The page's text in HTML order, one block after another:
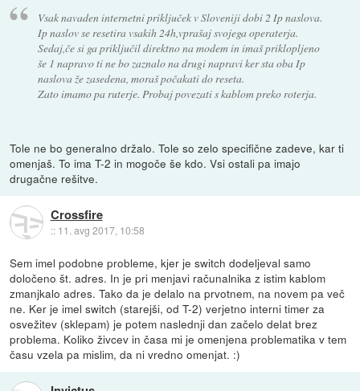
Vsak navaden internetni priključek v Sloveniji dobi 2 Ip naslova.
Ip naslov se resetira vsakih 24h,vprašaj svojega operaterja.
Sedaj,če si ga priključil direktno na modem in imaš priklopljeno
še 1 napravo ti ne bo zaznalo na drugi napravi ker sta oba Ip
naslova že zasedena, moraš počakati do reseta.
Zato imamo pa ruterje. Probaj povezati s kablom preko roterja.
Tole ne bo generalno držalo. Tole so zelo specifične zadeve, kar ti
omenjaš. To ima T-2 in mogoče še kdo. Vsi ostali pa imajo
drugačne rešitve.
Crossfire
:: 11. avg 2017, 10:58
Sem imel podobne probleme, kjer je switch dodeljeval samo
določeno št. adres. In je pri menjavi računalnika z istim kablom
zmanjkalo adres. Tako da je delalo na prvotnem, na novem pa več
ne. Ker je imel switch (starejši, od T-2) verjetno interni timer za
osvežitev (sklepam) je potem naslednji dan začelo delat brez
problema. Koliko živcev in časa mi je omenjena problematika v tem
času vzela pa mislim, da ni vredno omenjat. :)